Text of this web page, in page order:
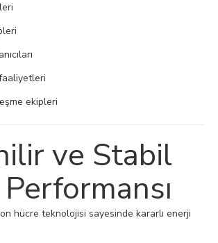
ekipleri
ve Stabil
hücre teknolojisi sayesinde kararlı enerji